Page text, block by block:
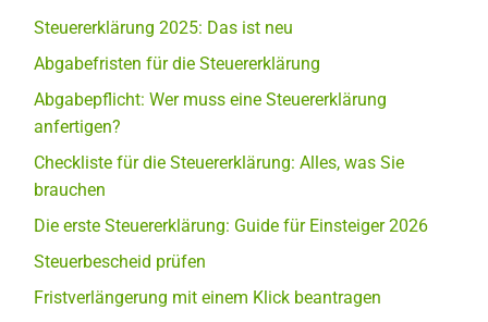
Steuererklärung 2025: Das ist neu
Abgabefristen für die Steuererklärung
Abgabepflicht: Wer muss eine Steuererklärung
anfertigen?
Checkliste für die Steuererklärung: Alles, was Sie
brauchen
Die erste Steuererklärung: Guide für Einsteiger 2026
Steuerbescheid prüfen
Fristverlängerung mit einem Klick beantragen